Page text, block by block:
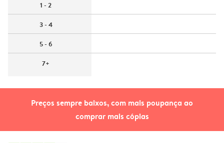
Preços sempre baixos, com mais poupança ao
comprar mais cópias
1 - 2
3 - 4
5 - 6
7+